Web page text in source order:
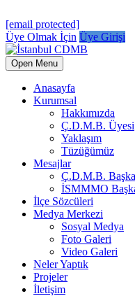
[email protected]
Üye Olmak İçin Üye Girişi
Open Menu
Anasayfa
Kurumsal
Hakkımızda
Ç.D.M.B. Üyesi
Yaklaşım
Tüzüğümüz
Mesajlar
Ç.D.M.B.
İSMMMO
İlçe Sözcüleri
Medya Merkezi
Sosyal Medya
Foto Galeri
Video Galeri
Neler Yaptık
Projeler
İletişim